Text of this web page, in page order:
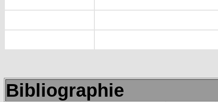
Bibliographie